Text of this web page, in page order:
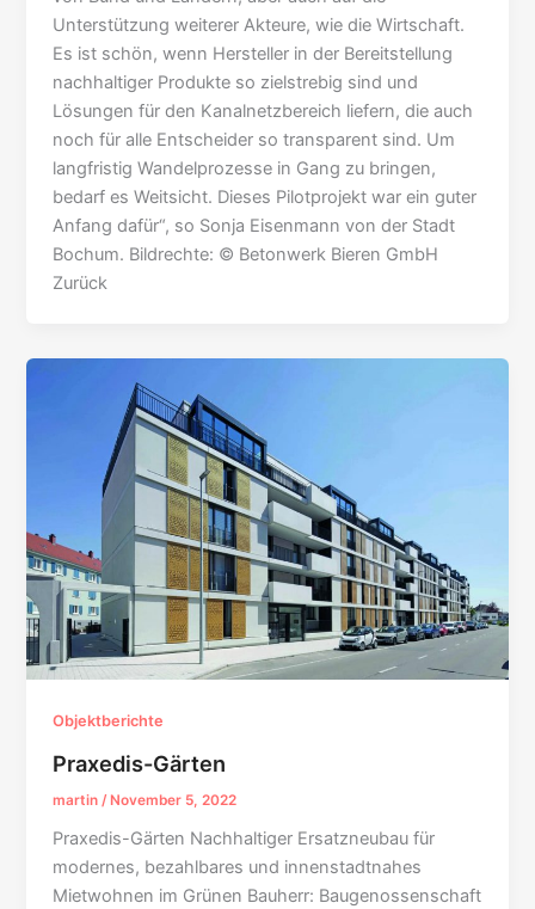
Unterstützung weiterer Akteure, wie die Wirtschaft.
Es ist schön, wenn Hersteller in der Bereitstellung
nachhaltiger Produkte so zielstrebig sind und
Lösungen für den Kanalnetzbereich liefern, die auch
noch für alle Entscheider so transparent sind. Um
langfristig Wandelprozesse in Gang zu bringen,
bedarf es Weitsicht. Dieses Pilotprojekt war ein guter
Anfang dafür“, so Sonja Eisenmann von der Stadt
Bochum. Bildrechte: © Betonwerk Bieren GmbH
Zurück
Objektberichte
Praxedis-Gärten
martin / November 5, 2022
Praxedis-Gärten Nachhaltiger Ersatzneubau für
modernes, bezahlbares und innenstadtnahes
Mietwohnen im Grünen Bauherr: Baugenossenschaft